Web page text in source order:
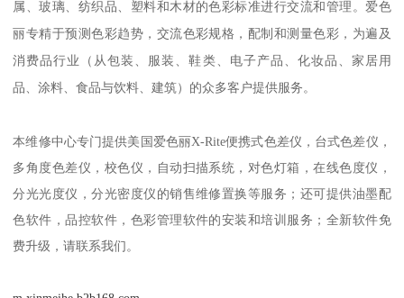
属、玻璃、纺织品、塑料和木材的色彩标准进行交流和管理。爱色
丽专精于预测色彩趋势，交流色彩规格，配制和测量色彩，为遍及
消费品行业（从包装、服装、鞋类、电子产品、化妆品、家居用
品、涂料、食品与饮料、建筑）的众多客户提供服务。
本维修中心专门提供美国爱色丽X-Rite便携式色差仪，台式色差仪，
多角度色差仪，校色仪，自动扫描系统，对色灯箱，在线色度仪，
分光光度仪，分光密度仪的销售维修置换等服务；还可提供油墨配
色软件，品控软件，色彩管理软件的安装和培训服务；全新软件免
费升级，请联系我们。